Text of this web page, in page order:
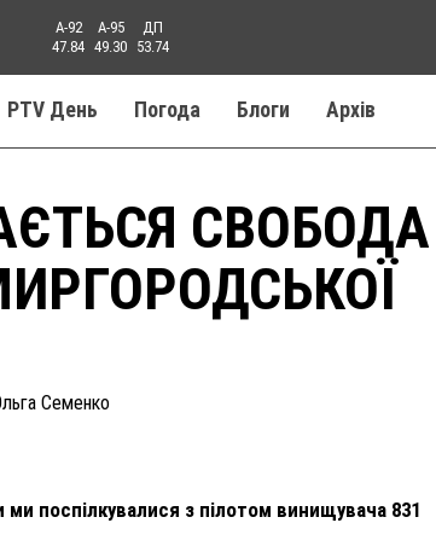
A-92
47.84
A-95
49.30
ДП
53.74
PTV День Погода Блоги Aрхів
СВОБОДА
Семенко
ми поспілкувалися з пілотом винищувача 831